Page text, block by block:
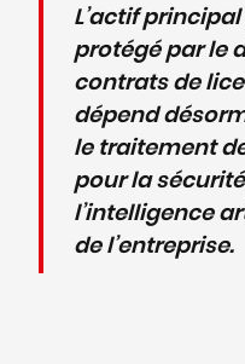
L’actif
protégé par le
contrats de
dépend
le traitement
pour la
l’intelligence
de l’entreprise.